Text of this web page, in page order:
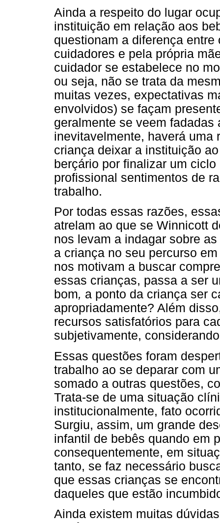
Ainda a respeito do lugar
instituição em relação aos
questionam a diferença
cuidadores e pela própria
cuidador se estabelece no
ou seja, não se trata da
muitas vezes, expectativas
envolvidos) se façam
geralmente se veem
inevitavelmente, haverá uma
criança deixar a instituição
berçário por finalizar um
profissional sentimentos de
trabalho.
Por todas essas razões,
atrelam ao que se Winnicott
nos levam a indagar sobre
a criança no seu percurso
nos motivam a buscar
essas crianças, passa a ser
bom, a ponto da criança ser
apropriadamente? Além
recursos satisfatórios para
subjetivamente,
Essas questões foram
trabalho ao se deparar com
somado a outras questões,
Trata-se de uma situação
institucionalmente, fato
Surgiu, assim, um grande
infantil de bebês quando em
consequentemente, em
tanto, se faz necessário
que essas crianças se
daqueles que estão
Ainda existem muitas